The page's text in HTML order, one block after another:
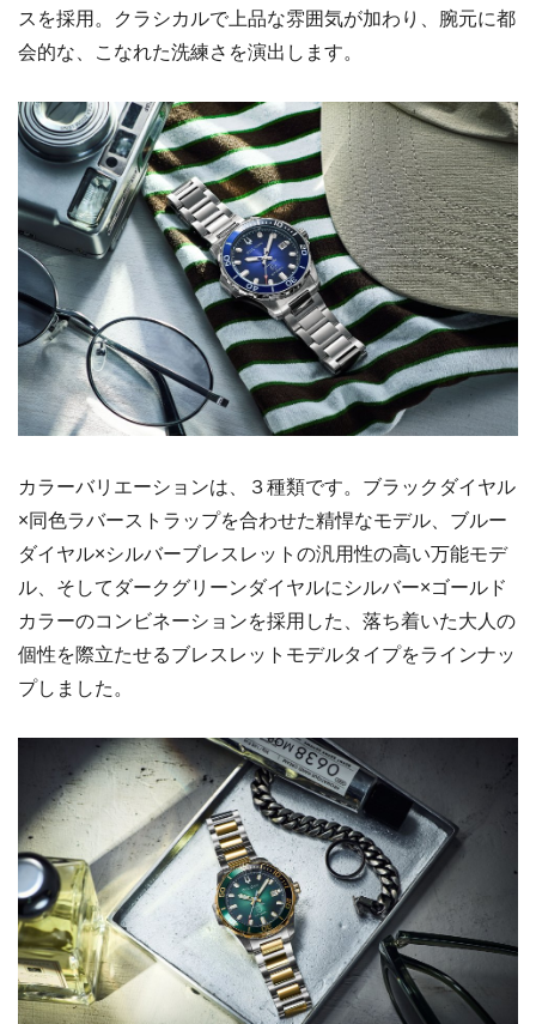
スを採用。クラシカルで上品な雰囲気が加わり、腕元に都
会的な、こなれた洗練さを演出します。
カラーバリエーションは、３種類です。ブラックダイヤル
×同色ラバーストラップを合わせた精悍なモデル、ブルー
ダイヤル×シルバーブレスレットの汎用性の高い万能モデ
ル、そしてダークグリーンダイヤルにシルバー×ゴールド
カラーのコンビネーションを採用した、落ち着いた大人の
個性を際立たせるブレスレットモデルタイプをラインナッ
プしました。